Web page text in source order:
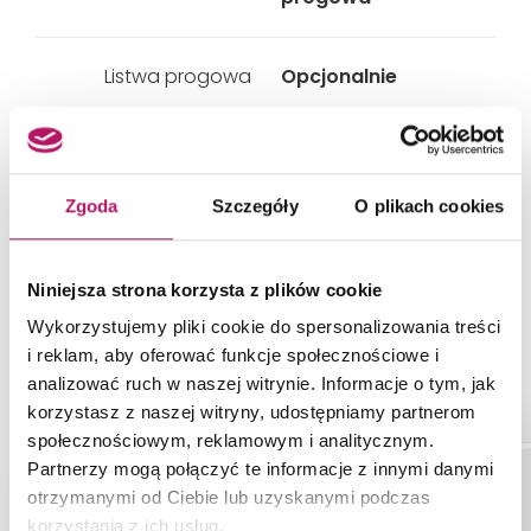
Zgoda Szczegóły O plikach cookies
Niniejsza strona korzysta z plików cookie
Wykorzystujemy pliki cookie do spersonalizowania treści
i reklam, aby oferować funkcje społecznościowe i
analizować ruch w naszej witrynie. Informacje o tym, jak
korzystasz z naszej witryny, udostępniamy partnerom
społecznościowym, reklamowym i analitycznym.
Partnerzy mogą połączyć te informacje z innymi danymi
otrzymanymi od Ciebie lub uzyskanymi podczas
korzystania z ich usług.
Listwa progowa Opcjonalnie
Drzwi na posadzce
758-778 mm, Drzwi
na posadzce: 708-
728 mm
PRODUKTY Z KOLEKCJI